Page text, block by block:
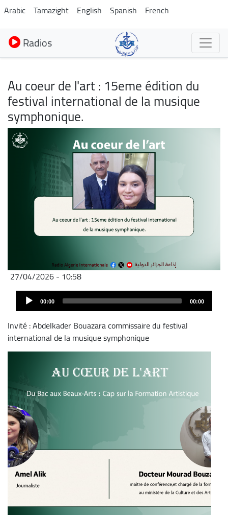
Aller
au
contenu
principal
Arabic Tamazight English Spanish French
Radios
Au coeur de l'art : 15eme édition du
festival international de la musique
symphonique.
Image
27/04/2026 - 10:58
Fichier
Audio
Player 00:00 00:00
Invité : Abdelkader Bouazara commissaire du festival
international de la musique symphonique